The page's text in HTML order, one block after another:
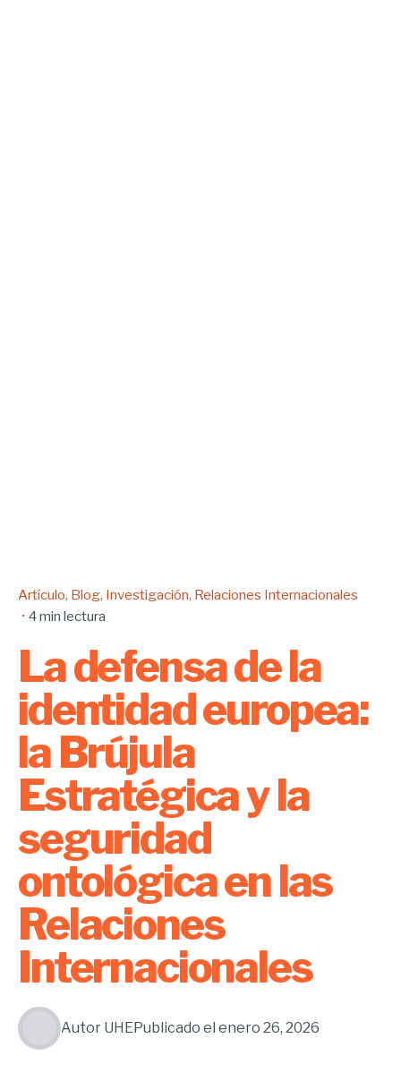
Artículo Blog Investigación Relaciones Internacionales
4 min lectura
La defensa de la
identidad europea:
la Brújula
Estratégica y la
seguridad
ontológica en las
Relaciones
Internacionales
Autor UHEPublicado el enero 26, 2026